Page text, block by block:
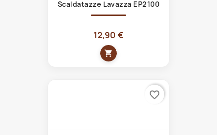
Scaldatazze Lavazza EP2100
12,90 €
shopping_cart
favorite_border